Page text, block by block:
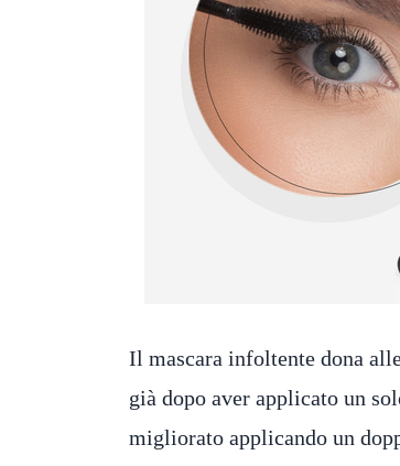
Il mascara infoltente dona
già dopo aver applicato un
migliorato applicando un